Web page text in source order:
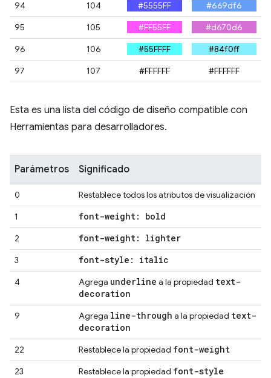
94
104 #5555FF
#669df6
95
105 #FF55FF
#d670d6
96
106 #55FFFF
#84f0ff
97
107 #FFFFFF #FFFFFF
Esta es una lista del código de diseño compatible con
Herramientas para desarrolladores.
Parámetros Significado
0
Restablece todos los atributos de visualización
1
font-weight: bold
2 font-weight: lighter
3 font-style: italic
4 Agrega underline a la propiedad text-
decoration
9 Agrega line-through a la propiedad text-
decoration
22 Restablece la propiedad font-weight
23 Restablece la propiedad font-style